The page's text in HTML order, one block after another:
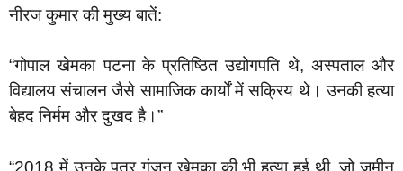
नीरज कुमार की मुख्य बातें:
“गोपाल खेमका पटना के प्रतिष्ठित उद्योगपति थे, अस्पताल और
विद्यालय संचालन जैसे सामाजिक कार्यों में सक्रिय थे। उनकी हत्या
बेहद निर्मम और दुखद है।”
“2018 में उनके पुत्र गुंजन खेमका की भी हत्या हुई थी, जो जमीन